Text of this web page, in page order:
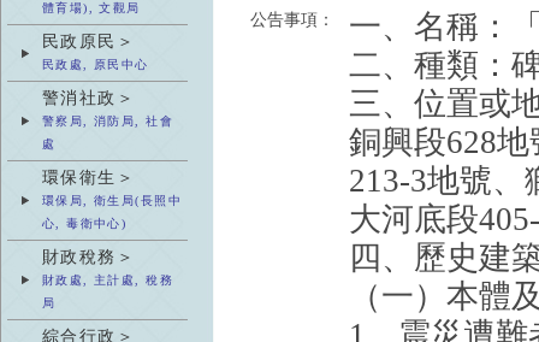
體育場), 文觀局
民政原民＞
民政處, 原民中心
警消社政＞
警察局, 消防局, 社會
處
環保衛生＞
環保局, 衛生局(長照中
心, 毒衛中心)
財政稅務＞
財政處, 主計處, 稅務
局
綜合行政＞
公告事項：
一、名稱：
二、種類：
三、位置或
銅興段628
213-3地號、
大河底段
四、歷史建
（一）本體